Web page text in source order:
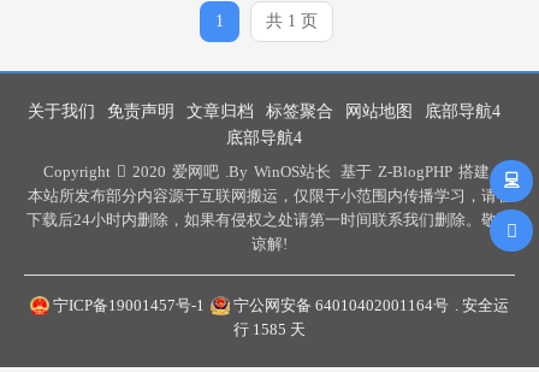
1 共 1 页
关于我们 免责声明 文章归档 标签聚合 网站地图
底部导航4
底部导航4
Copyright
2020 爱网吧 .By WinOS站长 基于 Z-BlogPHP 搭建 .
本站所发布部分内容源于互联网搬运，仅限于小范围内传播学习，请在
下载后24小时内删除，如果有侵权之处请第一时间联系我们删除。敬请
谅解!
宁ICP备19001457号-1 宁公网安备 64010402001164号 . 安全运
行 1585 天